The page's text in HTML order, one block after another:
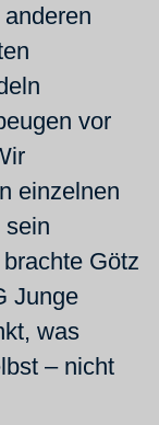
vor
einzelnen
sein
Götz
Junge
was
– nicht